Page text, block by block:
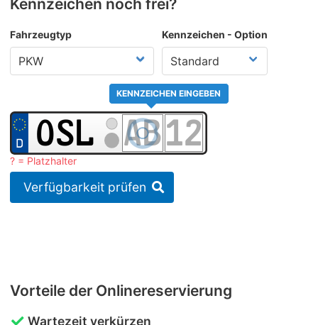
Kennzeichen noch frei?
Fahrzeugtyp Kennzeichen - Option
KENNZEICHEN EINGEBEN
? = Platzhalter
Verfügbarkeit prüfen
Vorteile der Onlinereservierung
Wartezeit verkürzen